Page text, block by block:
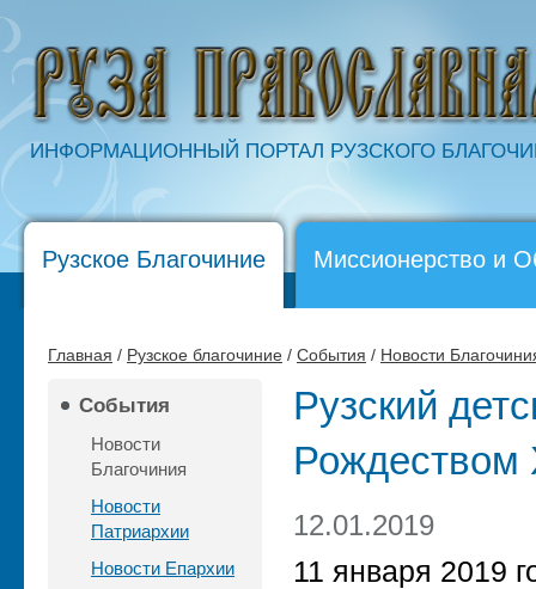
ИНФОРМАЦИОННЫЙ ПОРТАЛ РУЗСКОГО
Рузское Благочиние Миссионерство и
Главная / Рузское благочиние / События / Новости
События
Новости
Благочиния
Новости
Патриархии
Новости Епархии
Рузский
Рождеством
12.01.2019
11 января 2019